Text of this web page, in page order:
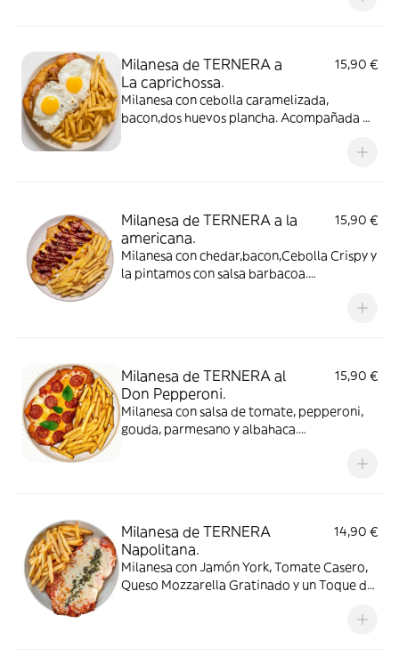
Milanesa de TERNERA a
La caprichossa.
15,90 €
Milanesa con cebolla caramelizada,
bacon,dos huevos plancha. Acompañada de
Milanesa de TERNERA a la
americana.
15,90 €
Milanesa con chedar,bacon,Cebolla Crispy y
la pintamos con salsa barbacoa.
Milanesa de TERNERA al
Don Pepperoni.
15,90 €
Milanesa con salsa de tomate, pepperoni,
gouda, parmesano y albahaca.
Milanesa de TERNERA
Napolitana.
14,90 €
Milanesa con Jamón York, Tomate Casero,
Queso Mozzarella Gratinado y un Toque de